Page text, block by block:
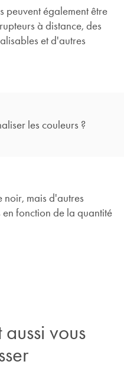
peuvent également être
à distance, des
et d'autres
les couleurs ?
noir, mais d'autres
fonction de la quantité
vous